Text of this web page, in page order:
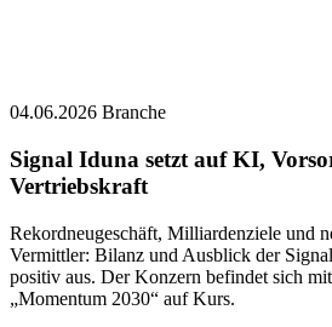
04.06.2026 Branche
Signal Iduna setzt auf KI,
Vertriebskraft
Rekordneugeschäft, Milliardenziele und
Vermittler: Bilanz und Ausblick der
positiv aus. Der Konzern befindet sich
„Momentum 2030“ auf Kurs.